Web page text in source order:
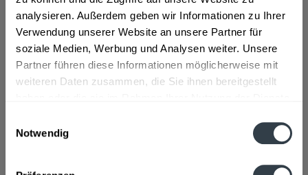
analysieren. Außerdem geben wir Informationen zu Ihrer
Verwendung unserer Website an unsere Partner für
soziale Medien, Werbung und Analysen weiter. Unsere
Partner führen diese Informationen möglicherweise mit
weiteren Daten zusammen, die Sie ihnen bereitgestellt
Notwendig
In den Warenkorb
Artikel-Nr.:
29071
Verfügbar in:
mehr